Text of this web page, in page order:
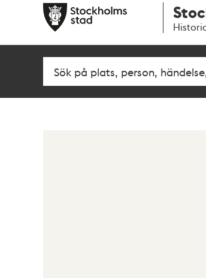
navigationen
huvudinnehållet
Fritextsök